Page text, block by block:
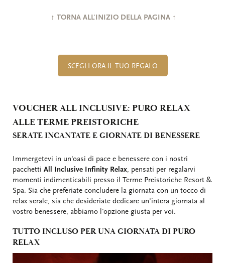
↑ TORNA ALL'INIZIO DELLA PAGINA ↑
SCEGLI ORA IL TUO REGALO
VOUCHER ALL INCLUSIVE: PURO RELAX
ALLE TERME PREISTORICHE
SERATE INCANTATE E GIORNATE DI BENESSERE
Immergetevi in un'oasi di pace e benessere con i nostri
pacchetti All Inclusive Infinity Relax, pensati per regalarvi
momenti indimenticabili presso il Terme Preistoriche Resort &
Spa. Sia che preferiate concludere la giornata con un tocco di
relax serale, sia che desideriate dedicare un'intera giornata al
vostro benessere, abbiamo l'opzione giusta per voi.
TUTTO INCLUSO PER UNA GIORNATA DI PURO
RELAX